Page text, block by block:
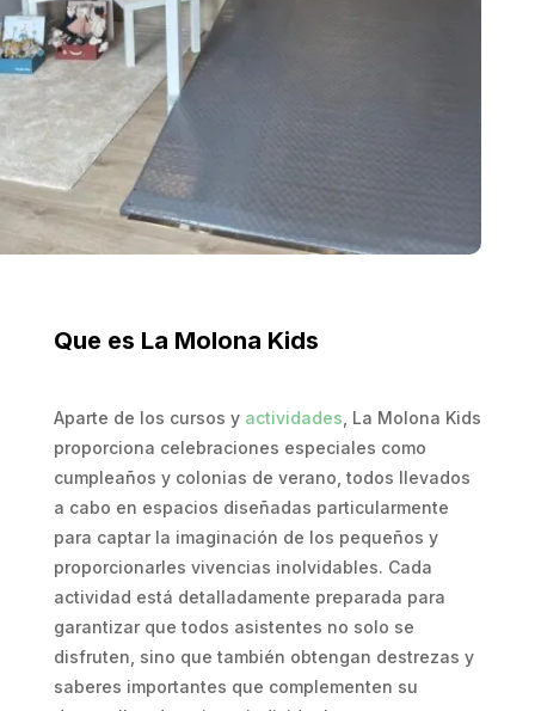
Que es La Molona Kids
Aparte de los cursos y actividades , La Molona Kids
proporciona celebraciones especiales como
cumpleaños y colonias de verano, todos llevados
a cabo en espacios diseñadas particularmente
para captar la imaginación de los pequeños y
proporcionarles vivencias inolvidables. Cada
actividad está detalladamente preparada para
garantizar que todos asistentes no solo se
disfruten, sino que también obtengan destrezas y
saberes importantes que complementen su